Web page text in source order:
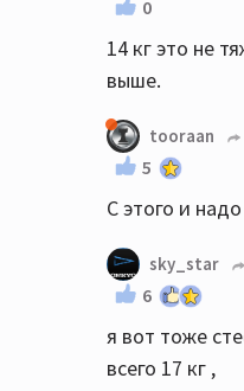
0
14 кг это не
выше.
tooraan
5
С этого и
sky_star
6
я вот тоже
всего 17 кг ,